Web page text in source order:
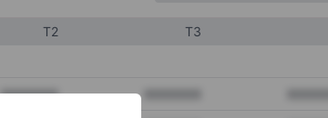
T2 T3
XXXXXXX